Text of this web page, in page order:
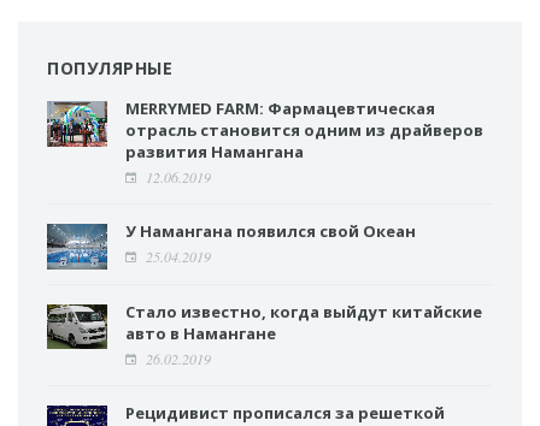
ПОПУЛЯРНЫЕ
MERRYMED FARM: Фармацевтическая
отрасль становится одним из драйверов
развития Намангана
12.06.2019
У Намангана появился свой Океан
25.04.2019
Стало известно, когда выйдут китайские
авто в Намангане
26.02.2019
Рецидивист прописался за решеткой